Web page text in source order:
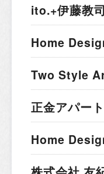
ito.+伊藤教
Home
Two Style
正金アパー
Home